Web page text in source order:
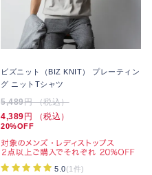
ビズニット（BIZ KNIT） プレーティン
グ ニットTシャツ
5,489円 （税込）
4,389円 （税込）
20%OFF
5.0(1件)